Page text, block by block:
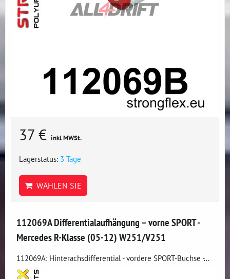
37 € inkl MWSt.
Lagerstatus: 3 Tage
WÄHLEN SIE
112069A Differentialaufhängung – vorne SPORT -
Mercedes R-Klasse (05-12) W251/V251
112069A: Hinterachsdifferential - vordere SPORT-Buchse -...